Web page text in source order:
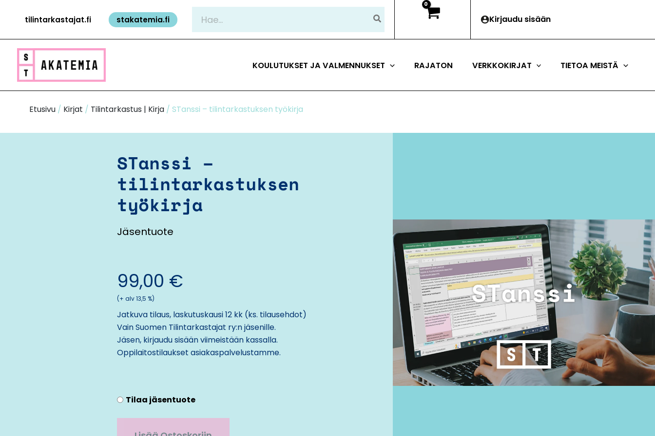
sisältööntilintarkastajat.fi stakatemia.fi Kirjaudu sisään
KOULUTUKSET JA VALMENNUKSET RAJATON VERKKOKIRJAT TIETOA MEISTÄ
Etusivu / Kirjat / Tilintarkastus | Kirja / STanssi – tilintarkastuksen työkirja
STanssi –
tilintarkastuksen
työkirja
Jäsentuote
99,00 €
(+ alv 13,5 %)
Jatkuva tilaus, laskutuskausi 12 kk (ks. tilausehdot)
Vain Suomen Tilintarkastajat ry:n jäsenille.
Jäsen, kirjaudu sisään viimeistään kassalla.
Oppilaitostilaukset asiakaspalvelustamme.
Tilaa jäsentuote